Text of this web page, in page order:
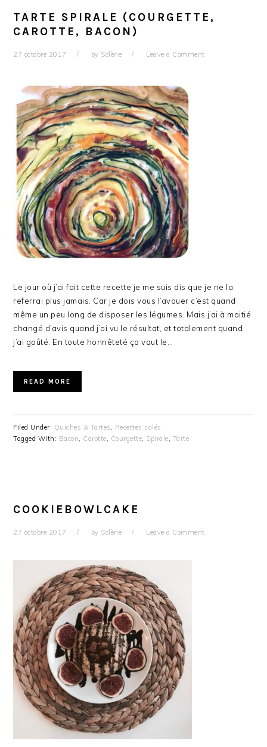
TARTE SPIRALE (COURGETTE,
CAROTTE, BACON)
27 octobre 2017 by Solène Leave a Comment
Le jour où j’ai fait cette recette je me suis dis que je ne la
referrai plus jamais. Car je dois vous l’avouer c’est quand
même un peu long de disposer les légumes. Mais j’ai à moitié
changé d’avis quand j’ai vu le résultat, et totalement quand
j’ai goûté. En toute honnêteté ça vaut le…
READ MORE
Filed Under: Quiches & Tartes , Recettes salés
Tagged With: Bacon, Carotte, Courgette, Spirale, Tarte
COOKIEBOWLCAKE
27 octobre 2017 by Solène Leave a Comment